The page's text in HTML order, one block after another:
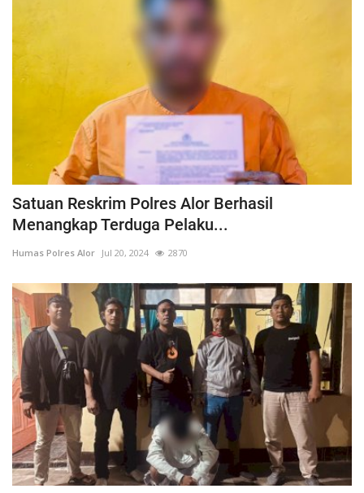
Satuan Reskrim Polres Alor Berhasil
Menangkap Terduga Pelaku...
Humas Polres Alor Jul 20, 2024 2870